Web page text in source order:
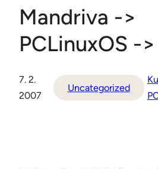
Mandriva ->
PCLinuxOS -
7. 2.
2007
Uncategorized